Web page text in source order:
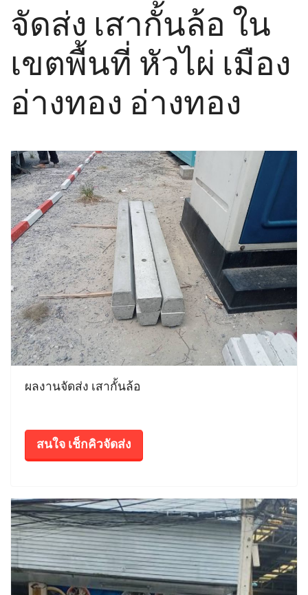
จัดส่ง เสากั้นล้อ ใน
เขตพื้นที่ หัวไผ่ เมือง
อ่างทอง อ่างทอง
ผลงานจัดส่ง เสากั้นล้อ
สนใจ เช็กคิวจัดส่ง